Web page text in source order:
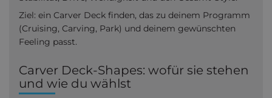
Ziel: ein Carver Deck finden, das zu deinem Programm
(Cruising, Carving, Park) und deinem gewünschten
Feeling passt.
Carver Deck-Shapes: wofür sie stehen
und wie du wählst